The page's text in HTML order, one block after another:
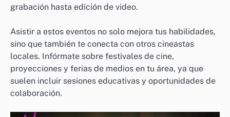
grabación hasta edición de video.
Asistir a estos eventos no solo mejora tus habilidades,
sino que también te conecta con otros cineastas
locales. Infórmate sobre festivales de cine,
proyecciones y ferias de medios en tu área, ya que
suelen incluir sesiones educativas y oportunidades de
colaboración.